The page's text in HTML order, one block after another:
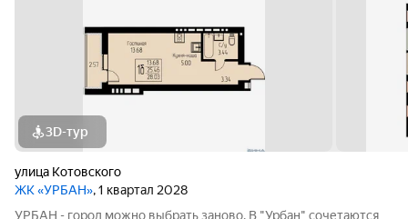
3D-тур
улица Котовского
ЖК «УРБАН», 1 квартал 2028
УРБАН - город можно выбрать заново. В "Урбан" сочетаются